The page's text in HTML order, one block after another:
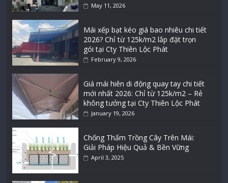
May 11, 2026
Mái xếp bạt kéo giá bao nhiêu chi tiết
2026? Chỉ từ 125k/m2 lắp đặt trọn
gói tại Cty Thiên Lộc Phát
February 9, 2026
Giá mái hiên di động quay tay chi tiết
mới nhất 2026: Chỉ từ 125k/m2 – Rẻ
không tưởng tại Cty Thiên Lộc Phát
January 19, 2026
Chống Thấm Trồng Cây Trên Mái:
Giải Pháp Hiệu Quả & Bền Vững
April 3, 2025